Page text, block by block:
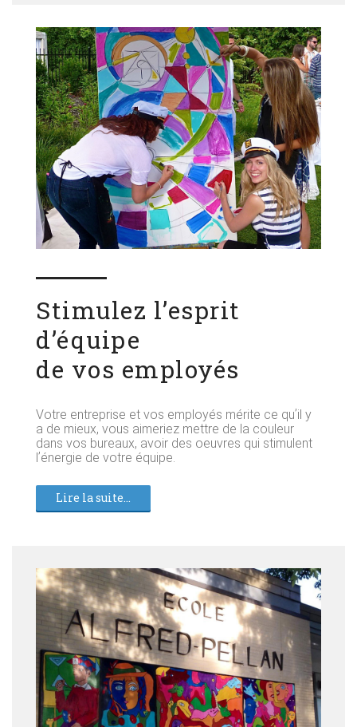
Stimulez lʼesprit
dʼéquipe
de vos employés
Votre entreprise et vos employés mérite ce quʼil y
a de mieux, vous aimeriez mettre de la couleur
dans vos bureaux, avoir des oeuvres qui stimulent
lʼénergie de votre équipe.
Lire la suite...